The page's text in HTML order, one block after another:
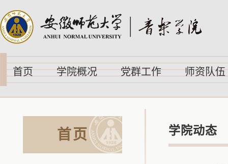
首页 学院概况 党群工作 师资队伍
首页 学院动态